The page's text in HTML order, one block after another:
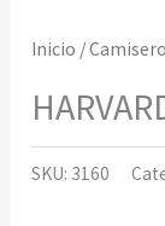
Inicio /
SKU: 3160